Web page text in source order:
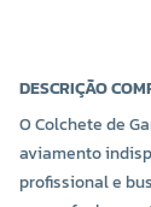
DESCRIÇÃO
O Colchete de
aviamento
profissional e